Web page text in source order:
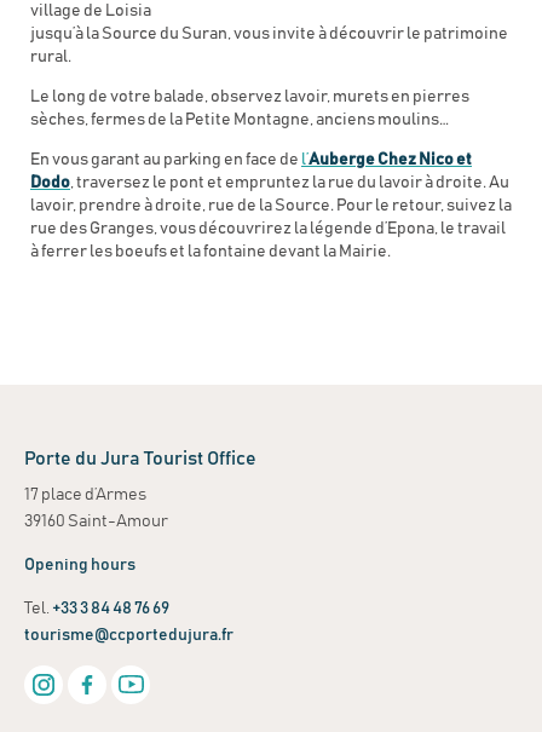
village de Loisia
jusqu’à la Source du Suran, vous invite à découvrir le patrimoine
rural.
Le long de votre balade, observez lavoir, murets en pierres
sèches, fermes de la Petite Montagne, anciens moulins…
En vous garant au parking en face de l’Auberge Chez Nico et
Dodo , traversez le pont et empruntez la rue du lavoir à droite. Au
lavoir, prendre à droite, rue de la Source. Pour le retour, suivez la
rue des Granges, vous découvrirez la légende d’Epona, le travail
à ferrer les boeufs et la fontaine devant la Mairie.
Porte du Jura Tourist Office
17 place d’Armes
39160 Saint-Amour
Opening hours
Tel. +33 3 84 48 76 69
tourisme@ccportedujura.fr